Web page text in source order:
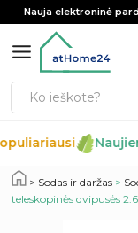
Nauja elektroninė
Sodas ir daržas >
teleskopinės dvipusės